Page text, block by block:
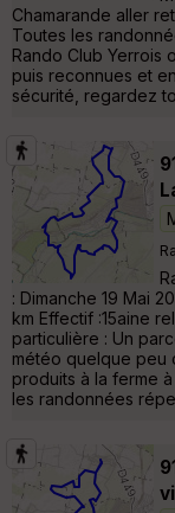
Chamarande aller
Toutes les
Rando Club Yerrois
puis reconnues et
sécurité, regardez
: Dimanche 19 Mai
km Effectif :15aine
particulière : Un
météo quelque peu
produits à la ferme
les randonnées